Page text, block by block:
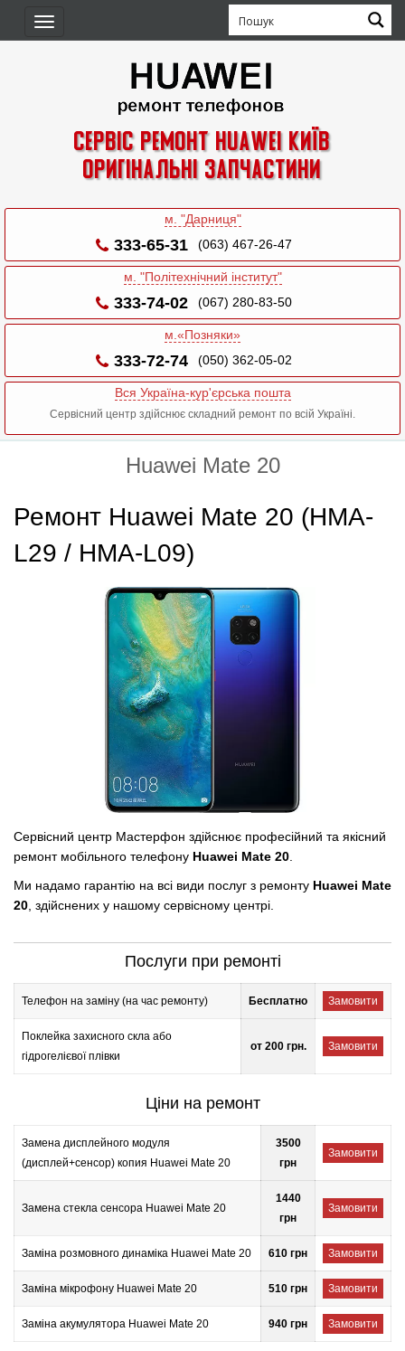
Toggle
navigation
Сервіс ремонт Huawei Київ
Оригінальні запчастини
м. "Дарниця"
333-65-31 (063) 467-26-47
м. "Політехнічний інститут"
333-74-02 (067) 280-83-50
м.«Позняки»
333-72-74 (050) 362-05-02
Вся Україна-кур'єрська пошта
Сервісний центр здійснює складний ремонт по всій Україні.
Huawei Mate 20
Ремонт Huawei Mate 20 (HMA-
L29 / HMA-L09)
Сервісний центр Мастерфон здійснює професійний та якісний
ремонт мобільного телефону Huawei Mate 20
Ми надамо гарантію на всі види послуг з ремонту Huawei Mate
20 , здійснених у нашому сервісному центрі.
Послуги при ремонті
Телефон на заміну (на час ремонту) Бесплатно Замовити
Поклейка захисного скла або
гідрогелієвої плівки
от 200 грн. Замовити
Ціни на ремонт
Замена дисплейного модуля
(дисплей+сенсор) копия Huawei Mate 20
3500
грн
Замовити
Замена стекла сенсора Huawei Mate 20
1440
грн
Замовити
Заміна розмовного динаміка Huawei Mate 20 610 грн Замовити
Заміна мікрофону Huawei Mate 20 510 грн Замовити
Заміна акумулятора Huawei Mate 20 940 грн Замовити